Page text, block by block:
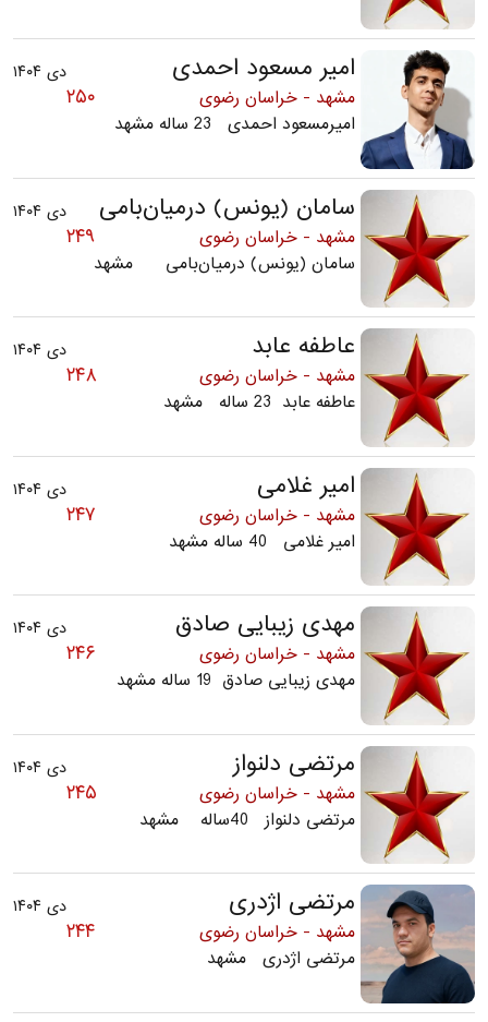
دی ۱۴۰۴ امیر مسعود احمدی
۲۵۰
مشهد - خراسان رضوی
امیرمسعود احمدی 23 ساله مشهد
دی ۱۴۰۴ سامان (یونس) درمیان‌بامی
۲۴۹
مشهد - خراسان رضوی
سامان (یونس) درمیان‌بامی مشهد
دی ۱۴۰۴ عاطفه عابد
۲۴۸
مشهد - خراسان رضوی
عاطفه عابد 23 ساله مشهد
دی ۱۴۰۴ امیر غلامی
۲۴۷
مشهد - خراسان رضوی
امیر غلامی 40 ساله مشهد
دی ۱۴۰۴ مهدی زیبایی صادق
۲۴۶
مشهد - خراسان رضوی
مهدی زیبایی صادق 19 ساله مشهد
دی ۱۴۰۴ مرتضی دلنواز
۲۴۵
مشهد - خراسان رضوی
مرتضی دلنواز 40ساله مشهد
دی ۱۴۰۴ مرتضی اژدری
۲۴۴
مشهد - خراسان رضوی
مرتضی اژدری مشهد